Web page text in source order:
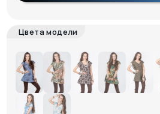
Цвета модели